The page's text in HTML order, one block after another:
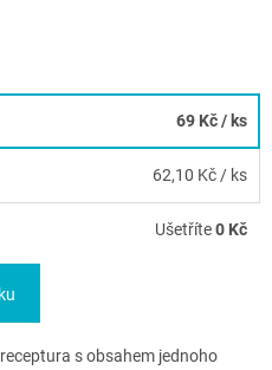
69 Kč/ ks
62,10 Kč / ks
Ušetříte0 Kč
s obsahem jednoho